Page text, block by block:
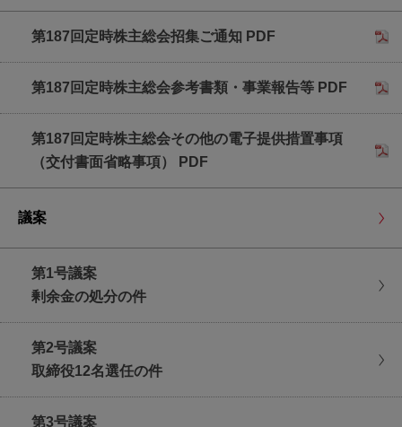
株主総会へのご出席による議決権行使
議決権行使書用紙を会場受付にご提出ください。
2026年3月27日(金曜日)
午前10時(受付開始 午前9時)
第187回定時株主総会招集ご通知 PDF
第187回定時株主総会参考書類・事業報告等 PDF
第187回定時株主総会その他の電子提供措置事項
（交付書面省略事項） PDF
議案
第1号議案
剰余金の処分の件
第2号議案
取締役12名選任の件
第3号議案